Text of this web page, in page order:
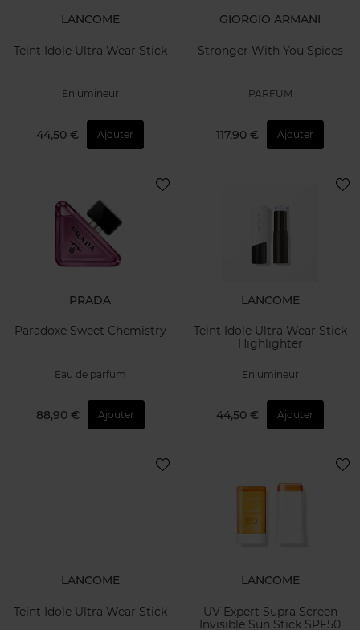
LANCOME
Teint Idole Ultra Wear Stick
Enlumineur
44,50 € Ajouter
GIORGIO ARMANI
Stronger With You Spices
PARFUM
117,90 € Ajouter
PRADA
Paradoxe Sweet Chemistry
Eau de parfum
88,90 € Ajouter
LANCOME
Teint Idole Ultra Wear Stick
Highlighter
Enlumineur
44,50 € Ajouter
LANCOME
Teint Idole Ultra Wear Stick
LANCOME
UV Expert Supra Screen
Invisible Sun Stick SPF50